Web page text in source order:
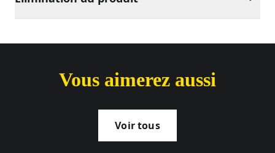
Vous aimerez aussi
Voir tous